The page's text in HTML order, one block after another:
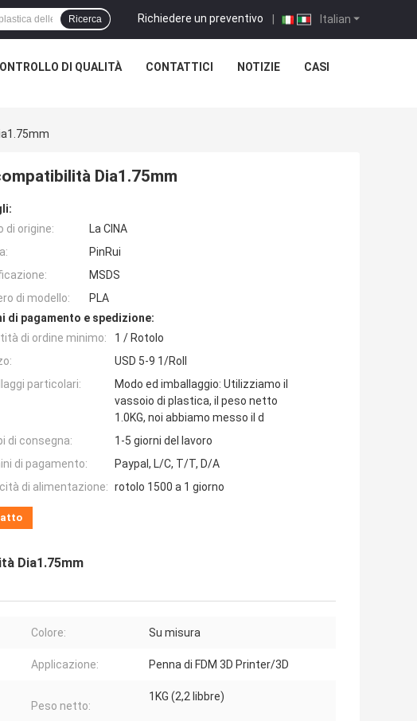
Italian
Richiedere un preventivo |
Ricerca
DI QUALITÀ CONTATTICI NOTIZIE CASI
Dia1.75mm
di origine:
La CINA
PinRui
MSDS
di modello:
PLA
di pagamento e spedizione:
di ordine minimo:
1 / Rotolo
USD 5-9 1/Roll
particolari:
Modo ed imballaggio: Utilizziamo il
vassoio di plastica, il peso netto
1.0KG, noi abbiamo messo il d
di consegna:
1-5 giorni del lavoro
di pagamento:
Paypal, L/C, T/T, D/A
di alimentazione: rotolo 1500 a 1 giorno
Dia1.75mm
Colore: Su misura
Applicazione: Penna di FDM 3D Printer/3D
Peso netto:
1KG (2,2 libbre)